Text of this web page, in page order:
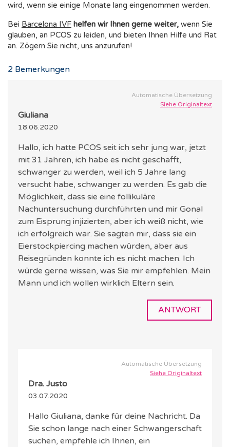
wird, wenn sie einige Monate lang eingenommen werden.
Bei Barcelona IVF helfen wir Ihnen gerne weiter, wenn Sie
glauben, an PCOS zu leiden, und bieten Ihnen Hilfe und Rat
an. Zögern Sie nicht, uns anzurufen!
2 Bemerkungen
Automatische Übersetzung
Siehe Originaltext
Giuliana
18.06.2020
Hallo, ich hatte PCOS seit ich sehr jung war, jetzt
mit 31 Jahren, ich habe es nicht geschafft,
schwanger zu werden, weil ich 5 Jahre lang
versucht habe, schwanger zu werden. Es gab die
Möglichkeit, dass sie eine follikuläre
Nachuntersuchung durchführten und mir Gonal
zum Eisprung injizierten, aber ich weiß nicht, wie
ich erfolgreich war. Sie sagten mir, dass sie ein
Eierstockpiercing machen würden, aber aus
Reisegründen konnte ich es nicht machen. Ich
würde gerne wissen, was Sie mir empfehlen. Mein
Mann und ich wollen wirklich Eltern sein.
ANTWORT
Automatische Übersetzung
Siehe Originaltext
Dra. Justo
03.07.2020
Hallo Giuliana, danke für deine Nachricht. Da
Sie schon lange nach einer Schwangerschaft
suchen, empfehle ich Ihnen, ein